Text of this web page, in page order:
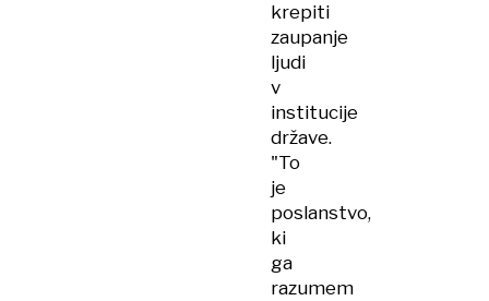
krepiti
zaupanje
ljudi
v
institucije
države.
"To
je
poslanstvo,
ki
ga
razumem